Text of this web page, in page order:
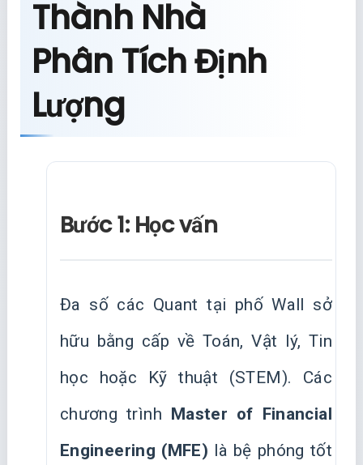
Thành Nhà
Phân Tích Định
Lượng
Bước 1: Học vấn
Đa số các Quant tại phố Wall sở
hữu bằng cấp về Toán, Vật lý, Tin
học hoặc Kỹ thuật (STEM). Các
chương trình
Master of Financial
Engineering (MFE) là bệ phóng tốt